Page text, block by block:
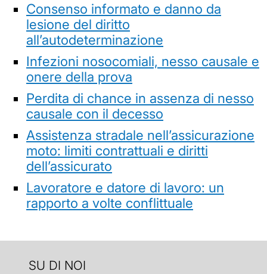
Consenso informato e danno da
lesione del diritto
all’autodeterminazione
Infezioni nosocomiali, nesso causale e
onere della prova
Perdita di chance in assenza di nesso
causale con il decesso
Assistenza stradale nell’assicurazione
moto: limiti contrattuali e diritti
dell’assicurato
Lavoratore e datore di lavoro: un
rapporto a volte conflittuale
SU DI NOI